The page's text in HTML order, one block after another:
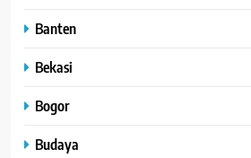
Banten
Bekasi
Bogor
Budaya